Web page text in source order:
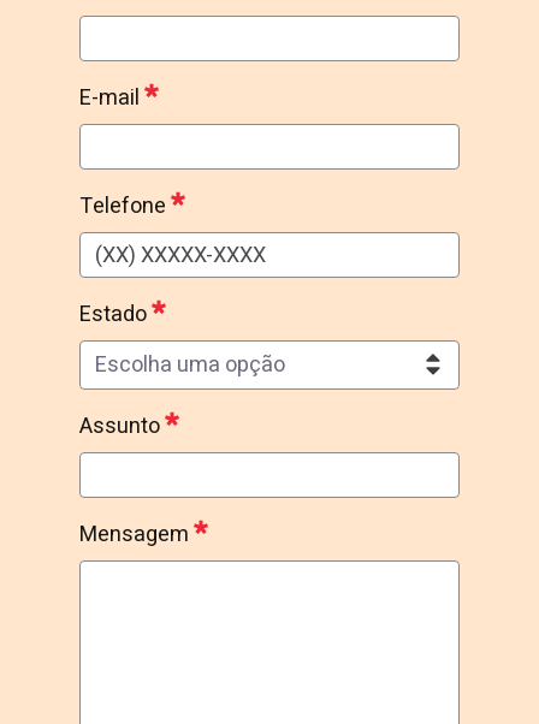
Veículo
E-mail
Obrigatório
Telefone
Telefone
Estado
Escolha uma opção
Obrigatório
Assunto
Obrigatório
Mensagem